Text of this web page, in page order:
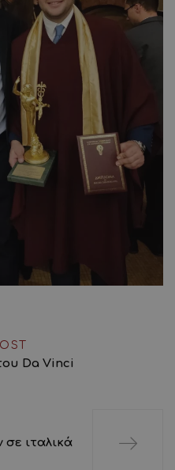
Da Vinci
ιταλικά